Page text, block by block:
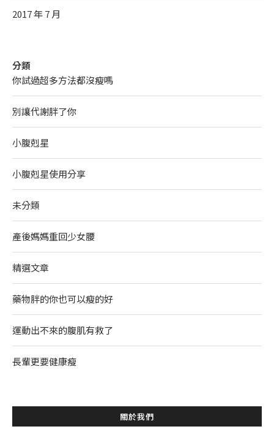
2017 年 7 月
分類
你試過超多方法都沒瘦嗎
別讓代謝胖了你
小腹剋星
小腹剋星使用分享
未分類
產後媽媽重回少女腰
精選文章
藥物胖的你也可以瘦的好
運動出不來的腹肌有救了
長輩更要健康瘦
關於我們